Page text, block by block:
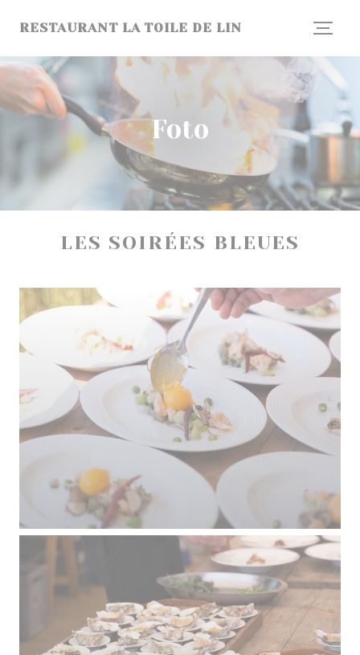
RESTAURANT LA TOILE DE LIN
Foto
LES SOIRÉES BLEUES